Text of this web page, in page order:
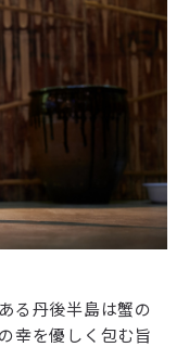
る丹後半島は蟹の
幸を優しく包む旨